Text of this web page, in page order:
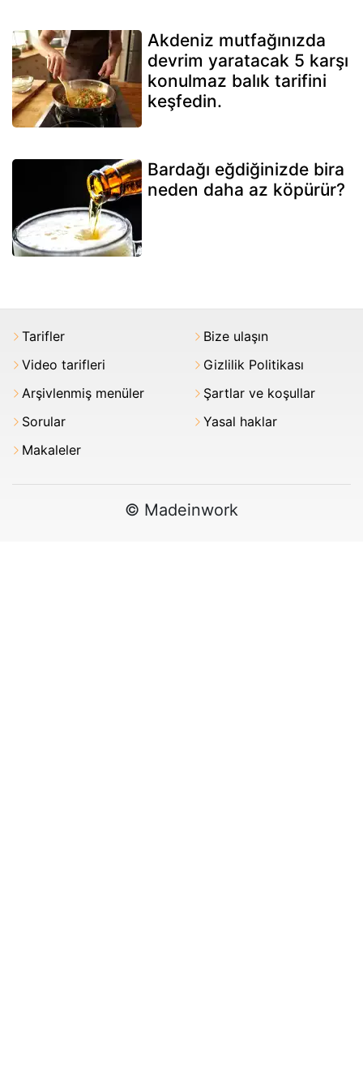
Akdeniz mutfağınızda
devrim yaratacak 5 karşı
konulmaz balık tarifini
keşfedin.
Bardağı eğdiğinizde bira
neden daha az köpürür?
Tarifler
Video tarifleri
Arşivlenmiş menüler
Sorular
Makaleler
Bize ulaşın
Gizlilik Politikası
Şartlar ve koşullar
Yasal haklar
© Madeinwork